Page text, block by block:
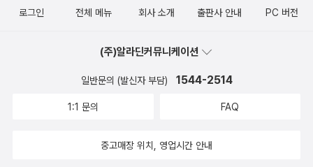
로그인 전체 메뉴 회사 소개 출판사 안내 PC 버전
(주)알라딘커뮤니케이션
일반문의 (발신자 부담) 1544-2514
1:1 문의 FAQ
중고매장 위치, 영업시간 안내